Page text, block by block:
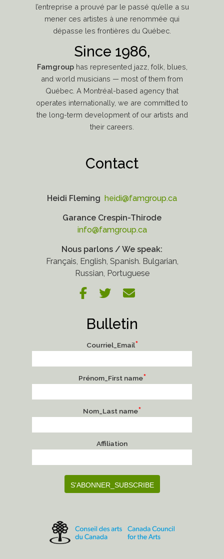
l’entreprise a prouvé par le passé qu’elle a su
mener ces artistes à une renommée qui
dépasse les frontières du Québec.
Since 1986,
Famgrouphas represented jazz, folk, blues,
and world musicians — most of them from
Québec. A Montréal-based agency that
operates internationally, we are committed to
the long-term development of our artists and
their careers.
Contact
Heidi Fleming heidi@famgroup.ca
Garance Crespin-Thirode
info@famgroup.ca
Nous parlons / We speak:
Français, English, Spanish. Bulgarian,
Russian, Portuguese
Bulletin
Courriel_Email*
Prénom_First name*
Nom_Last name*
Affiliation